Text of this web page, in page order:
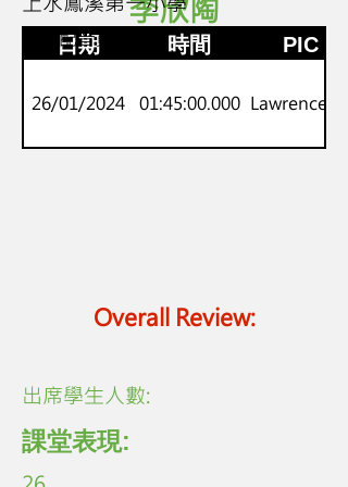
李欣陶
日期 時間 PIC
26/01/2024 01:45:00.000 Lawrence Lo
Overall Review:
小小配音員
​出席學生人數:
課堂表現: